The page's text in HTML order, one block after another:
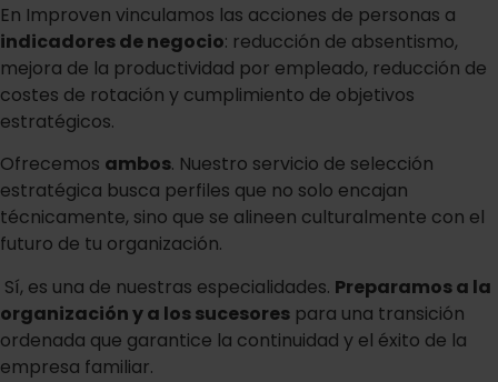
En Improven vinculamos las acciones de personas a
indicadores de negocio: reducción de absentismo,
mejora de la productividad por empleado, reducción de
costes de rotación y cumplimiento de objetivos
estratégicos.
Ofrecemos ambos. Nuestro servicio de selección
estratégica busca perfiles que no solo encajan
técnicamente, sino que se alineen culturalmente con el
futuro de tu organización.
Sí, es una de nuestras especialidades. Preparamos a la
organización y a los sucesores para una transición
ordenada que garantice la continuidad y el éxito de la
empresa familiar.